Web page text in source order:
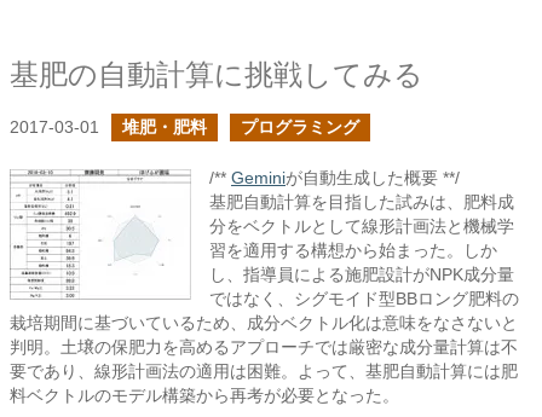
基肥の自動計算に挑戦してみる
2017-03-01 堆肥・肥料 プログラミング
/** Geminiが自動生成した概要 **/
基肥自動計算を目指した試みは、肥料成
分をベクトルとして線形計画法と機械学
習を適用する構想から始まった。しか
し、指導員による施肥設計がNPK成分量
ではなく、シグモイド型BBロング肥料の
栽培期間に基づいているため、成分ベクトル化は意味をなさないと
判明。土壌の保肥力を高めるアプローチでは厳密な成分量計算は不
要であり、線形計画法の適用は困難。よって、基肥自動計算には肥
料ベクトルのモデル構築から再考が必要となった。